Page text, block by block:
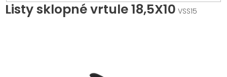
Listy sklopné vrtule 18,5X10 VSS15